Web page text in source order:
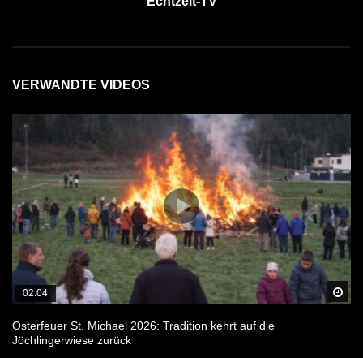
VERWANDTE VIDEOS
02:04
Osterfeuer St. Michael 2026: Tradition kehrt auf die
Jöchlingerwiese zurück